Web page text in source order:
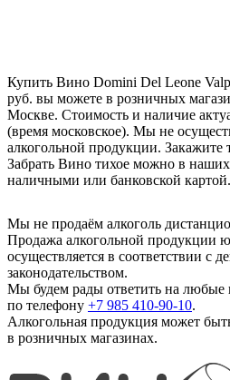
Купить Вино Domini Del Leone
руб. вы можете в розничных
Москве. Стоимость и наличие
(время московское). Мы не
алкогольной продукции. Закажите
Забрать Вино тихое можно в
наличными или банковской картой.
Мы не продаём алкоголь
Продажа алкогольной продукции
осуществляется в соответствии с
законодательством.
Мы будем рады ответить на
по телефону +7 985 410-90-10.
Алкогольная продукция может
в розничных магазинах.